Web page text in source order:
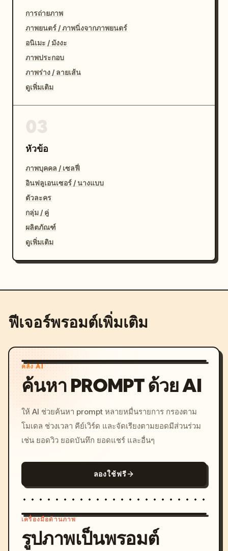
การถ่ายภาพ
ภาพยนตร์ / ภาพนิ่งจากภาพยนตร์
อนิเมะ / มังงะ
ภาพประกอบ
ภาพร่าง / ลายเส้น
ดูเพิ่มเติม
หัวข้อ
ภาพบุคคล / เซลฟี่
อินฟลูเอนเซอร์ / นางแบบ
ตัวละคร
กลุ่ม / คู่
ผลิตภัณฑ์
ดูเพิ่มเติม
ฟีเจอร์พรอมต์เพิ่มเติม
คลัง AI
ค้นหา PROMPT ด้วย AI
ให้ AI ช่วยค้นหา prompt หลายหมื่นรายการ กรองตาม
โมเดล ช่วงเวลา คีย์เวิร์ด และจัดเรียงตามยอดมีส่วนร่วม
เช่น ยอดวิว ยอดบันทึก ยอดแชร์ และอื่นๆ
ลองใช้ฟรี
เครื่องมือด้านภาพ
รูปภาพเป็นพรอมต์